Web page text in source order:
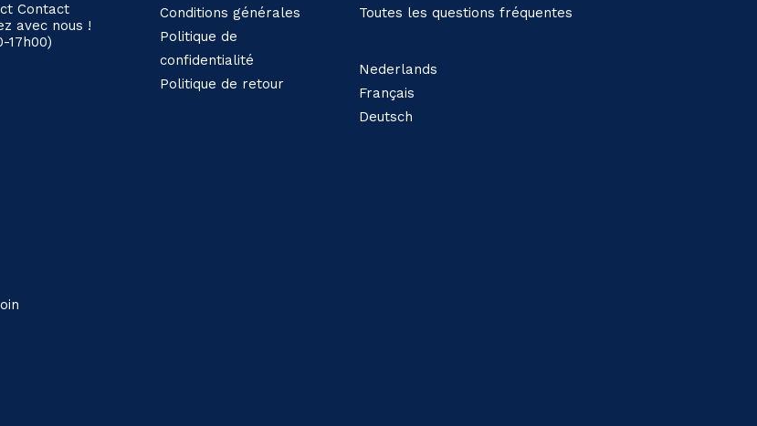
Contact
avec nous !
17h00)
Conditions générales
Politique de
confidentialité
Politique de retour
Toutes les questions fréquentes
Nederlands
Français
Deutsch